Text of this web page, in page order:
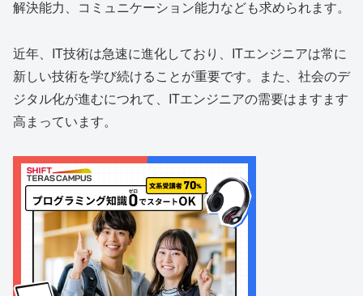
解決能力、コミュニケーション能力なども求められます。
近年、IT技術は急速に進化しており、ITエンジニアは常に
新しい技術を学び続けることが重要です。また、社会のデ
ジタル化が進むにつれて、ITエンジニアの需要はますます
高まっています。